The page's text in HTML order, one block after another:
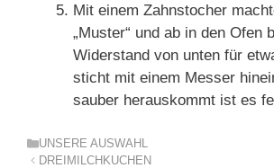
Mit einem Zahnstocher
„Muster“ und ab in den Ofen
Widerstand von unten für
sticht mit einem Messer
sauber herauskommt ist es
Kategorien
UNSERE AUSWAHL
DREIMILCHKUCHEN